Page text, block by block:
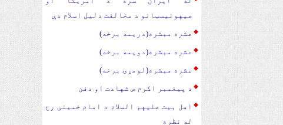
صیهونیسټانو د مخالفت دلیل اسلام دې
عشره مبشره(دریمه برخه)
عشره مبشره(دویمه برخه)
عشره مبشره(لومړۍ برخه)
د پیغمبر اکرم ص شهادت او دفن
اهل بیت علیهم السلام د امام خمینی رح
له نظره